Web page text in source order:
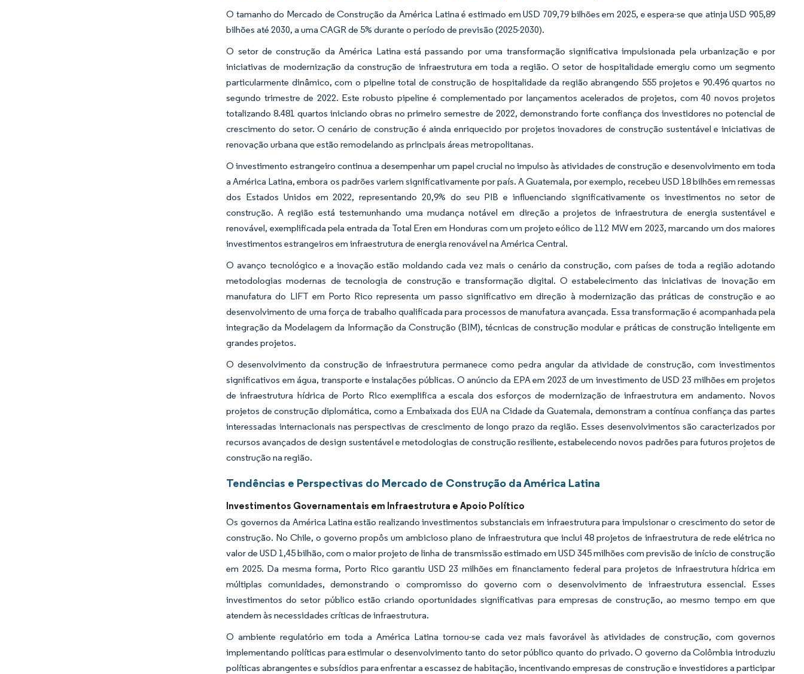
O tamanho do Mercado de Construção da América Latina é estimado em USD 709,79 bilhões em 2025, e espera-se que atinja USD 905,89
bilhões até 2030, a uma CAGR de 5% durante o período de previsão (2025-2030).
O setor de construção da América Latina está passando por uma transformação significativa impulsionada pela urbanização e por
iniciativas de modernização da construção de infraestrutura em toda a região. O setor de hospitalidade emergiu como um segmento
particularmente dinâmico, com o pipeline total de construção de hospitalidade da região abrangendo 555 projetos e 90.496 quartos no
segundo trimestre de 2022. Este robusto pipeline é complementado por lançamentos acelerados de projetos, com 40 novos projetos
totalizando 8.481 quartos iniciando obras no primeiro semestre de 2022, demonstrando forte confiança dos investidores no potencial de
crescimento do setor. O cenário de construção é ainda enriquecido por projetos inovadores de construção sustentável e iniciativas de
renovação urbana que estão remodelando as principais áreas metropolitanas.
O investimento estrangeiro continua a desempenhar um papel crucial no impulso às atividades de construção e desenvolvimento em toda
a América Latina, embora os padrões variem significativamente por país. A Guatemala, por exemplo, recebeu USD 18 bilhões em remessas
dos Estados Unidos em 2022, representando 20,9% do seu PIB e influenciando significativamente os investimentos no setor de
construção. A região está testemunhando uma mudança notável em direção a projetos de infraestrutura de energia sustentável e
renovável, exemplificada pela entrada da Total Eren em Honduras com um projeto eólico de 112 MW em 2023, marcando um dos maiores
investimentos estrangeiros em infraestrutura de energia renovável na América Central.
O avanço tecnológico e a inovação estão moldando cada vez mais o cenário da construção, com países de toda a região adotando
metodologias modernas de tecnologia de construção e transformação digital. O estabelecimento das iniciativas de inovação em
manufatura do LIFT em Porto Rico representa um passo significativo em direção à modernização das práticas de construção e ao
desenvolvimento de uma força de trabalho qualificada para processos de manufatura avançada. Essa transformação é acompanhada pela
integração da Modelagem da Informação da Construção (BIM), técnicas de construção modular e práticas de construção inteligente em
grandes projetos.
O desenvolvimento da construção de infraestrutura permanece como pedra angular da atividade de construção, com investimentos
significativos em água, transporte e instalações públicas. O anúncio da EPA em 2023 de um investimento de USD 23 milhões em projetos
de infraestrutura hídrica de Porto Rico exemplifica a escala dos esforços de modernização de infraestrutura em andamento. Novos
projetos de construção diplomática, como a Embaixada dos EUA na Cidade da Guatemala, demonstram a contínua confiança das partes
interessadas internacionais nas perspectivas de crescimento de longo prazo da região. Esses desenvolvimentos são caracterizados por
recursos avançados de design sustentável e metodologias de construção resiliente, estabelecendo novos padrões para futuros projetos de
construção na região.
Tendências e Perspectivas do Mercado de Construção da América Latina
Investimentos Governamentais em Infraestrutura e Apoio Político
Os governos da América Latina estão realizando investimentos substanciais em infraestrutura para impulsionar o crescimento do setor de
construção. No Chile, o governo propôs um ambicioso plano de infraestrutura que inclui 48 projetos de infraestrutura de rede elétrica no
valor de USD 1,45 bilhão, com o maior projeto de linha de transmissão estimado em USD 345 milhões com previsão de início de construção
em 2025. Da mesma forma, Porto Rico garantiu USD 23 milhões em financiamento federal para projetos de infraestrutura hídrica em
múltiplas comunidades, demonstrando o compromisso do governo com o desenvolvimento de infraestrutura essencial. Esses
investimentos do setor público estão criando oportunidades significativas para empresas de construção, ao mesmo tempo em que
atendem às necessidades críticas de infraestrutura.
O ambiente regulatório em toda a América Latina tornou-se cada vez mais favorável às atividades de construção, com governos
implementando políticas para estimular o desenvolvimento tanto do setor público quanto do privado. O governo da Colômbia introduziu
políticas abrangentes e subsídios para enfrentar a escassez de habitação, incentivando empresas de construção e investidores a participar